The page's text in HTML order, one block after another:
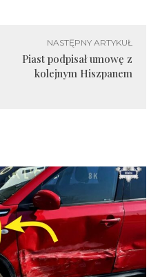
NASTĘPNY ARTYKUŁ
Piast podpisał umowę z
kolejnym Hiszpanem